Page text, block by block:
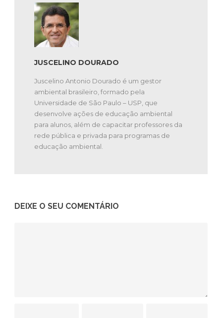
JUSCELINO DOURADO
Juscelino Antonio Dourado é um gestor
ambiental brasileiro, formado pela
Universidade de São Paulo – USP, que
desenvolve ações de educação ambiental
para alunos, além de capacitar professores da
rede pública e privada para programas de
educação ambiental.
DEIXE O SEU COMENTÁRIO